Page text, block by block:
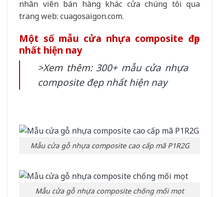
nhân viên bán hàng khác cửa chúng tôi qua
trang web: cuagosaigon.com.
Một số mẫu cửa nhựa composite đẹp
nhất hiện nay
>Xem thêm: 300+ mẫu cửa nhựa
composite đẹp nhất hiện nay
Mẫu cửa gỗ nhựa composite cao cấp mã P1R2G
Mẫu cửa gỗ nhựa composite chống mối mọt